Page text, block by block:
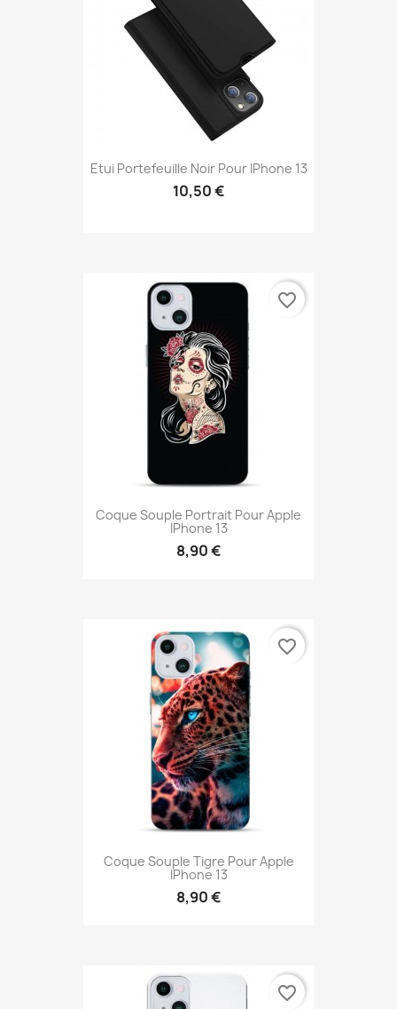
Etui Portefeuille Noir Pour IPhone 13
10,50 €
Coque Souple Portrait Pour Apple
IPhone 13
8,90 €
favorite_border
Coque Souple Tigre Pour Apple
IPhone 13
8,90 €
favorite_border
favorite_border